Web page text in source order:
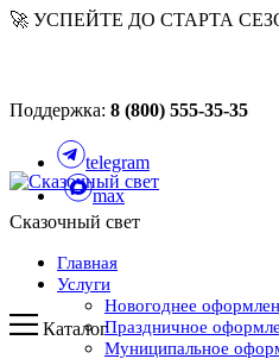
🚀 УСПЕЙТЕ ДО СТАРТА
Поддержка: 8 (800) 555-35-35
telegram
max
Сказочный свет
Главная
Услуги
Новогоднее
Праздничное
Муниципальное
Каталог